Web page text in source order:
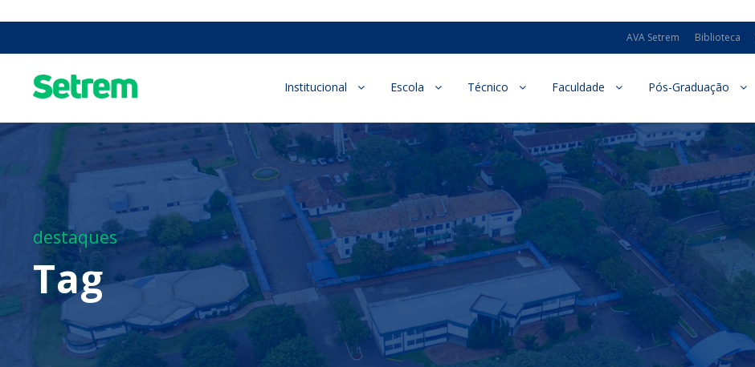
AVA Setrem Biblioteca
Institucional Escola Técnico Faculdade Pós-Graduação
destaques
Tag